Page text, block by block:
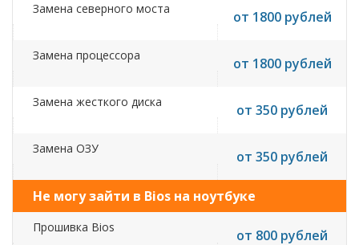
Замена северного моста от 1800 рублей
Замена процессора от 1800 рублей
Замена жесткого диска от 350 рублей
Замена ОЗУ от 350 рублей
Не могу зайти в Bios на ноутбуке
Прошивка Bios от 800 рублей